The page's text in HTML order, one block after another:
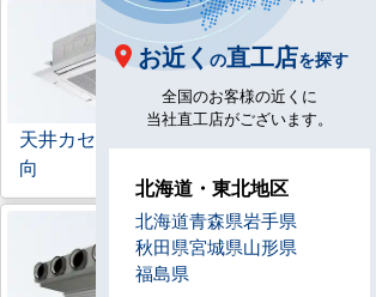
天井カセット形
向
ラウンドフロー
お近く の直工店を探す
全国のお客様の近くに
当社直工店がございます。
北海道・東北地区
北海道青森県岩手県
秋田県宮城県山形県
福島県